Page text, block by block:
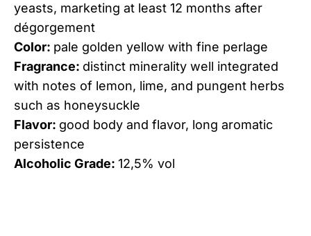
yeasts, marketing at least 12 months after
dégorgement
Color: pale golden yellow with fine perlage
Fragrance: distinct minerality well integrated
with notes of lemon, lime, and pungent herbs
such as honeysuckle
Flavor: good body and flavor, long aromatic
persistence
Alcoholic Grade: 12,5% vol